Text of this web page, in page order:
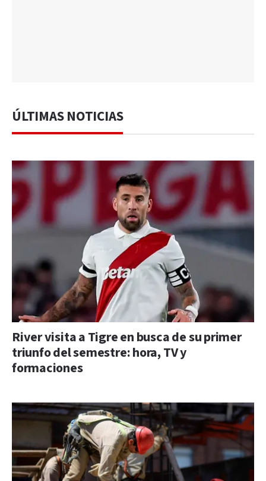
ÚLTIMAS NOTICIAS
River visita a Tigre en busca de su primer
triunfo del semestre: hora, TV y
formaciones